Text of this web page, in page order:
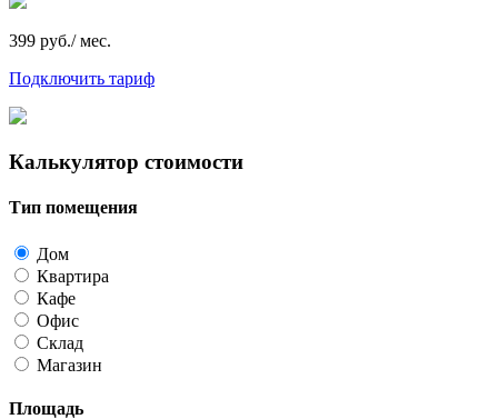
399 руб./ мес.
Подключить тариф
Калькулятор стоимости
Тип помещения
Дом
Квартира
Кафе
Офис
Склад
Магазин
Площадь